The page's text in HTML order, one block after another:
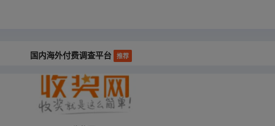
国内海外付费调查平台 推荐